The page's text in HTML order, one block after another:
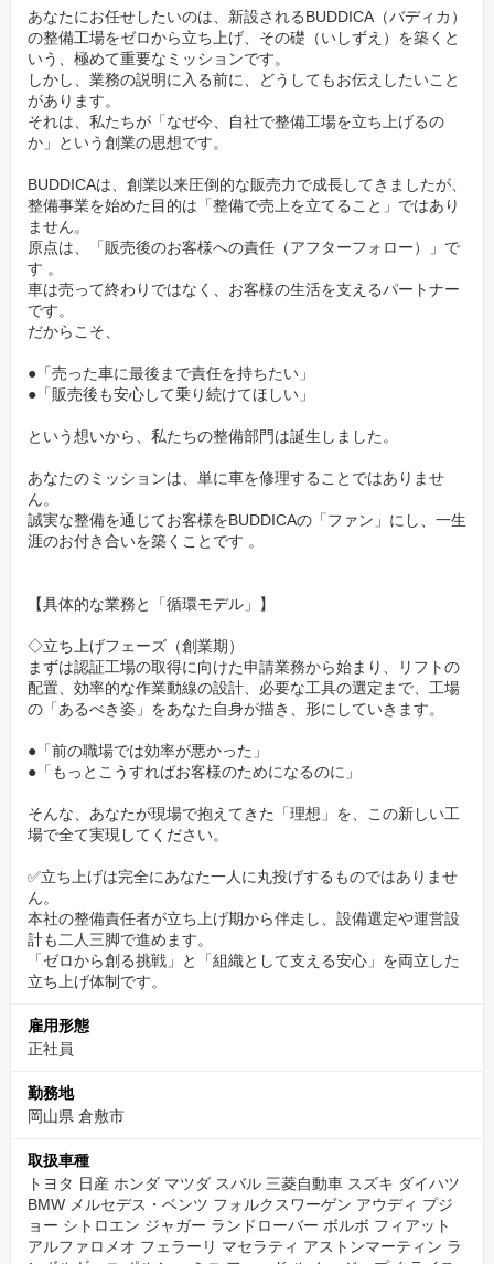
長らく自動車整備業界に蔓延っていた、こうした利益至上主義の
構造。
車が好きでこの世界に入ったはずなのに、いつの間にか会社の歯
車となり、心ならずもお客様に嘘をついてしまった経験はありま
せんか？
代表の中野は、大手中古車販売店の幹部時代にその構造的欠陥を
目の当たりにし、決意しました。
「魂は売らない」。 これは、私たちの経営の根幹であり、絶対に
譲れない約束です。
新工場は、その理念を体現する「聖域」です。
あるのは、「お客様のために、正直であること」というシンプル
あなたの高い技術と倫理観を、今度は「会社の売上」のためでは
なく、「お客様の笑顔」と「自分の誇り」を取り戻すために使っ
てください。
✅「技術」は後からついてくる。「人柄」で選ぶ創業
立ち上げメンバーと聞くと、「スーパーマンのような技術力」が
必要だと思われるかもしれません。
しかし、私たちが最も重視するのは「人としての誠実さ」と「自
走力（オーナーシップ）」です。
技術は教えられますが、「嘘をつかない誠実さ」や「仲間のため
に動く優しさ」は、その人の根っこにあるものです。
だからこそ、私たちは採用において人柄を最優先します 。
「自分の作業が終わったら、遅れている仲間を手伝う」。
に心理的安全性の高いチームが生まれます。 ギスギスした人間関
係や、足の引っ張り合いとは無縁の環境。
新工場でも、そんな「気持ちよく働けるチーム」を、あなた中心
まずはあなたの「想い」と「覚悟」を聞かせてください。
✅【まずはWebカジュアル面談から】
まずは一度、お話だけでも聞きに来ませんか？
スーツも不要です。リラックスした服装でご参加ください。
▼カジュアル面談のご予約はこちらから（約1分で完了！）▼
https://timerex.net/s/recruit.buddica_207d/4586a93c
あなたにお任せしたいのは、新設されるBUDDICA（バディカ）
の整備工場をゼロから立ち上げ、その礎（いしずえ）を築くと
いう、極めて重要なミッションです。
しかし、業務の説明に入る前に、どうしてもお伝えしたいこと
があります。
それは、私たちが「なぜ今、自社で整備工場を立ち上げるの
か」という創業の思想です。
BUDDICAは、創業以来圧倒的な販売力で成長してきましたが、
整備事業を始めた目的は「整備で売上を立てること」ではあり
ません。
原点は、「販売後のお客様への責任（アフターフォロー）」で
す 。
車は売って終わりではなく、お客様の生活を支えるパートナー
です。
だからこそ、
●「売った車に最後まで責任を持ちたい」
●「販売後も安心して乗り続けてほしい」
という想いから、私たちの整備部門は誕生しました。
あなたのミッションは、単に車を修理することではありませ
ん。
誠実な整備を通じてお客様をBUDDICAの「ファン」にし、一生
涯のお付き合いを築くことです 。
【具体的な業務と「循環モデル」】
◇立ち上げフェーズ（創業期）
まずは認証工場の取得に向けた申請業務から始まり、リフトの
配置、効率的な作業動線の設計、必要な工具の選定まで、工場
の「あるべき姿」をあなた自身が描き、形にしていきます。
●「前の職場では効率が悪かった」
●「もっとこうすればお客様のためになるのに」
そんな、あなたが現場で抱えてきた「理想」を、この新しい工
場で全て実現してください。
✅立ち上げは完全にあなた一人に丸投げするものではありませ
ん。
本社の整備責任者が立ち上げ期から伴走し、設備選定や運営設
計も二人三脚で進めます。
「ゼロから創る挑戦」と「組織として支える安心」を両立した
立ち上げ体制です。
雇用形態
正社員
勤務地
岡山県 倉敷市
取扱車種
トヨタ 日産 ホンダ マツダ スバル 三菱自動車 スズキ ダイハツ
BMW メルセデス・ベンツ フォルクスワーゲン アウディ プジ
ョー シトロエン ジャガー ランドローバー ボルボ フィアット
アルファロメオ フェラーリ マセラティ アストンマーティン ラ